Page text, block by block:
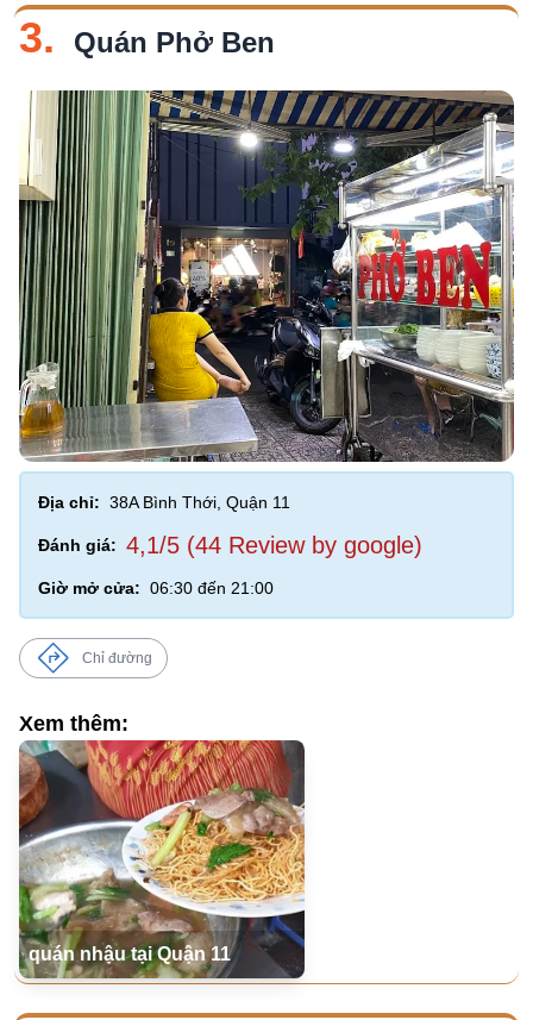
3. Quán Phở Ben
Địa chỉ: 38A Bình Thới, Quận 11
Đánh giá: 4,1/5 (44 Review by google)
Giờ mở cửa: 06:30 đến 21:00
Chỉ đường
Xem thêm:
quán nhậu tại Quận 11